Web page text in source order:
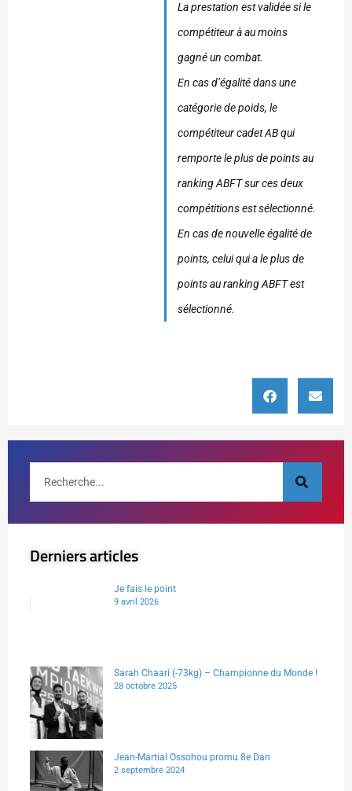
La prestation est validée si le
compétiteur à au moins
gagné un combat.
En cas d’égalité dans une
catégorie de poids, le
compétiteur cadet AB qui
remporte le plus de points au
ranking ABFT sur ces deux
compétitions est sélectionné.
En cas de nouvelle égalité de
points, celui qui a le plus de
points au ranking ABFT est
sélectionné.
Derniers articles
Je fais le point
9 avril 2026
Sarah Chaari (-73kg) – Championne du Monde !
28 octobre 2025
Jean-Martial Ossohou promu 8e Dan
2 septembre 2024